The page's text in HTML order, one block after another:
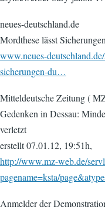
neues-deutschland.de
Mordthese lässt
www.neues-
sicherungen-du…
Mitteldeutsche Zeitung (
Gedenken in Dessau:
verletzt
erstellt 07.01.12, 19:51h,
http://www.mz-web.de/
pagename=ksta/
Anmelder der